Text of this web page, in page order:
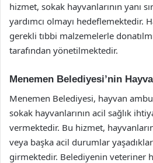
hizmet, sokak hayvanlarının yanı
yardımcı olmayı hedeflemektedir.
gerekli tıbbi malzemelerle
tarafından yönetilmektedir.
Menemen Belediyesi’nin
Menemen Belediyesi, hayvan
sokak hayvanlarının acil sağlık
vermektedir. Bu hizmet,
veya başka acil durumlar
girmektedir. Belediyenin veteriner